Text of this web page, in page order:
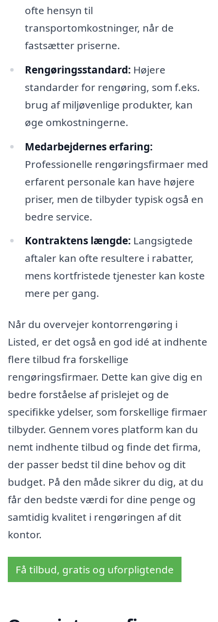
ofte hensyn til
transportomkostninger, når de
fastsætter priserne.
Rengøringsstandard: Højere
standarder for rengøring, som f.eks.
brug af miljøvenlige produkter, kan
øge omkostningerne.
Medarbejdernes erfaring:
Professionelle rengøringsfirmaer med
erfarent personale kan have højere
priser, men de tilbyder typisk også en
bedre service.
Kontraktens længde: Langsigtede
aftaler kan ofte resultere i rabatter,
mens kortfristede tjenester kan koste
mere per gang.
Når du overvejer kontorrengøring i
Listed, er det også en god idé at indhente
flere tilbud fra forskellige
rengøringsfirmaer. Dette kan give dig en
bedre forståelse af prislejet og de
specifikke ydelser, som forskellige firmaer
tilbyder. Gennem vores platform kan du
nemt indhente tilbud og finde det firma,
der passer bedst til dine behov og dit
budget. På den måde sikrer du dig, at du
får den bedste værdi for dine penge og
samtidig kvalitet i rengøringen af dit
kontor.
Få tilbud, gratis og uforpligtende